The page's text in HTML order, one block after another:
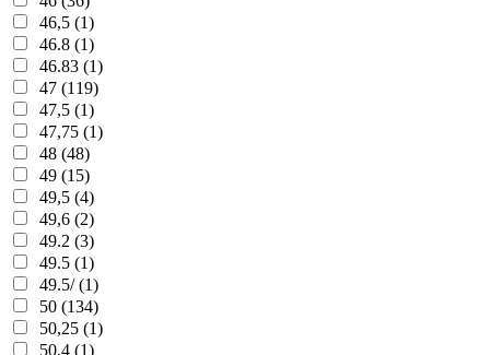
46,5 (1)
46.8 (1)
46.83 (1)
47 (119)
47,5 (1)
47,75 (1)
48 (48)
49 (15)
49,5 (4)
49,6 (2)
49.2 (3)
49.5 (1)
49.5/ (1)
50 (134)
50,25 (1)
50,4 (1)